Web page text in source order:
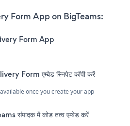
Form App on BigTeams:
Form App
Form एम्बेड स्निपेट कॉपी करें
once you create your app
संपादक में कोड तत्व एम्बेड करें